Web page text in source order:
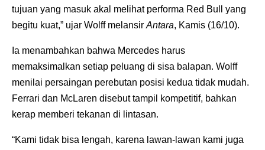
tujuan yang masuk akal melihat performa Red Bull yang
begitu kuat,” ujar Wolff melansir Antara, Kamis (16/10).
Ia menambahkan bahwa Mercedes harus
memaksimalkan setiap peluang di sisa balapan. Wolff
menilai persaingan perebutan posisi kedua tidak mudah.
Ferrari dan McLaren disebut tampil kompetitif, bahkan
kerap memberi tekanan di lintasan.
“Kami tidak bisa lengah, karena lawan-lawan kami juga